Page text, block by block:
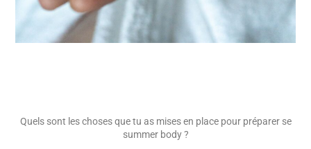
Quels sont les choses que tu as mises en place pour préparer se
summer body ?